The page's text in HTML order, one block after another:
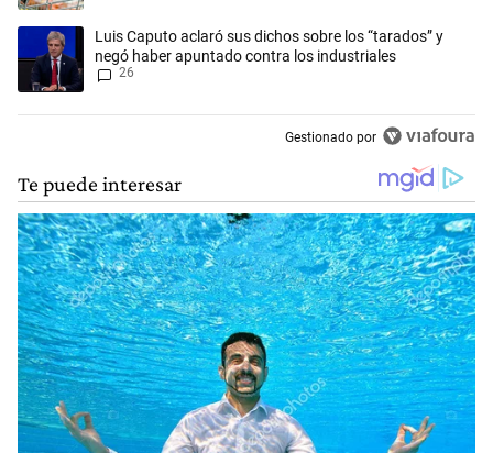
Un artículo de tendencia con el título "Luis Caputo aclaró sus dichos
Luis Caputo aclaró sus dichos sobre los “tarados” y
negó haber apuntado contra los industriales
26
Gestionado por